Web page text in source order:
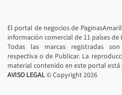
El portal de negocios de
información comercial de 11 países de
Todas las marcas registradas
respectiva o de Publicar. La
material contenido en este portal
AVISO LEGAL© Copyright2026